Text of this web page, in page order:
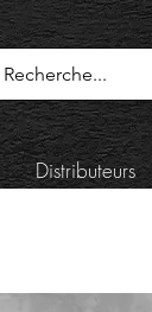
Distributeurs